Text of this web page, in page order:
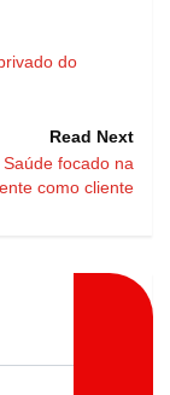
do
Read Next
focado na
como cliente